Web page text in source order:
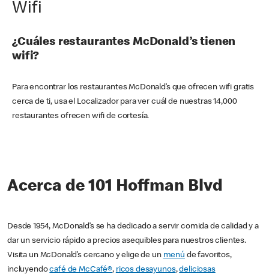
Wifi
¿Cuáles restaurantes McDonald’s tienen
wifi?
Para encontrar los restaurantes McDonald’s que ofrecen wifi gratis
cerca de ti, usa el Localizador para ver cuál de nuestras 14,000
restaurantes ofrecen wifi de cortesía.
Acerca de 101 Hoffman Blvd
Desde 1954, McDonald’s se ha dedicado a servir comida de calidad y a
dar un servicio rápido a precios asequibles para nuestros clientes.
Visita un McDonald’s cercano y elige de un menú de favoritos,
incluyendocafé de McCafé®, ricos desayunos,deliciosas